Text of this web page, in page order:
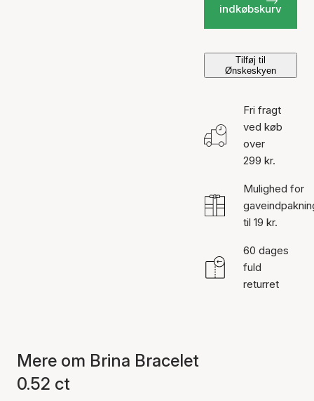
indkøbskurv
Tilføj til
Ønskeskyen
Fri fragt
ved køb
over
299 kr.
Mulighed for
til 19 kr.
60 dages
fuld
returret
Mere om Brina Bracelet
0.52 ct